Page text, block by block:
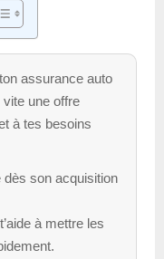
assurance auto
une offre
à tes besoins
son acquisition
à mettre les